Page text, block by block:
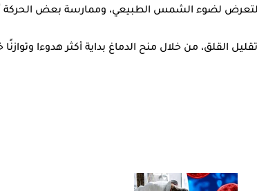
30 إلى 60 دقيقة بعد الاستيقاظ، مع التعرض لضوء الشمس الطبيعي،
القلق، من خلال منح الدماغ بداية أكثر هدوءا وتوازنًا